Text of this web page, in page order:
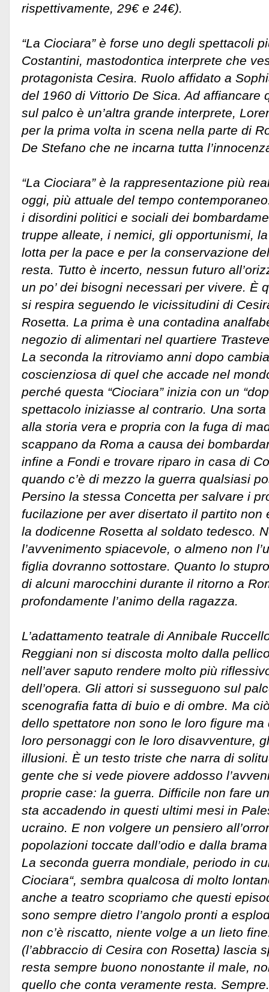
rispettivamente, 29€ e 24€).
“La Ciociara” è forse uno degli spettacoli
Costantini, mastodontica interprete che
protagonista Cesira. Ruolo affidato a
del 1960 di Vittorio De Sica. Ad affiancare
sul palco è un’altra grande interprete,
per la prima volta in scena nella parte di
De Stefano che ne incarna tutta
“La Ciociara” è la rappresentazione più
oggi, più attuale del tempo
i disordini politici e sociali dei
truppe alleate, i nemici, gli opportunismi,
lotta per la pace e per la conservazione
resta. Tutto è incerto, nessun futuro
un po’ dei bisogni necessari per vivere. È
si respira seguendo le vicissitudini di
Rosetta. La prima è una contadina
negozio di alimentari nel quartiere
La seconda la ritroviamo anni dopo
coscienziosa di quel che accade nel
perché questa “Ciociara” inizia con un
spettacolo iniziasse al contrario. Una
alla storia vera e propria con la fuga di
scappano da Roma a causa dei
infine a Fondi e trovare riparo in casa di
quando c’è di mezzo la guerra qualsiasi
Persino la stessa Concetta per salvare i
fucilazione per aver disertato il partito non
la dodicenne Rosetta al soldato tedesco.
l’avvenimento spiacevole, o almeno non
figlia dovranno sottostare. Quanto lo
di alcuni marocchini durante il ritorno a
profondamente l’animo della ragazza.
L’adattamento teatrale di Annibale
Reggiani non si discosta molto dalla
nell’aver saputo rendere molto più
dell’opera. Gli attori si susseguono sul
scenografia fatta di buio e di ombre. Ma
dello spettatore non sono le loro figure
loro personaggi con le loro disavventure,
illusioni. È un testo triste che narra di
gente che si vede piovere addosso
proprie case: la guerra. Difficile non fare
sta accadendo in questi ultimi mesi in
ucraino. E non volgere un pensiero
popolazioni toccate dall’odio e dalla
La seconda guerra mondiale, periodo in
Ciociara“, sembra qualcosa di molto
anche a teatro scopriamo che questi
sono sempre dietro l’angolo pronti a
non c’è riscatto, niente volge a un lieto
(l’abbraccio di Cesira con Rosetta) lascia
resta sempre buono nonostante il male,
quello che conta veramente resta. Sempre.